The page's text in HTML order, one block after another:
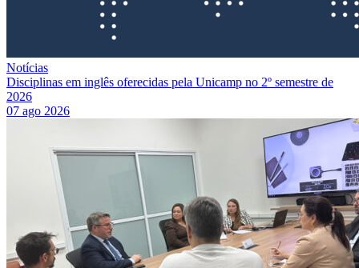
Notícias
Disciplinas em inglês oferecidas pela Unicamp no 2º semestre de
2026
07 ago 2026